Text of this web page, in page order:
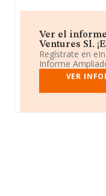
Ver el
Ventures Sl.
Regístrate en
Informe
VER